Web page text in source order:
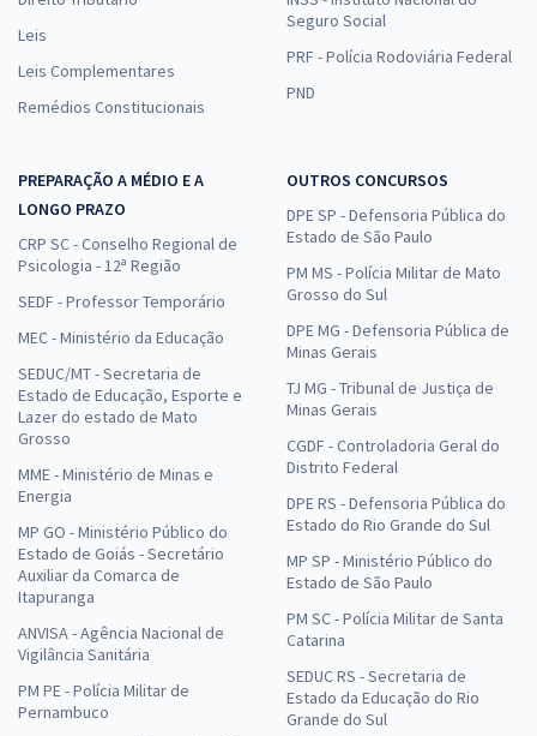
Leis
Leis Complementares
Remédios Constitucionais
Seguro Social
PRF - Polícia Rodoviária Federal
PND
PREPARAÇÃO A MÉDIO E A
LONGO PRAZO
CRP SC - Conselho Regional de
Psicologia - 12ª Região
SEDF - Professor Temporário
MEC - Ministério da Educação
SEDUC/MT - Secretaria de
Estado de Educação, Esporte e
Lazer do estado de Mato
Grosso
MME - Ministério de Minas e
Energia
MP GO - Ministério Público do
Estado de Goiás - Secretário
Auxiliar da Comarca de
Itapuranga
ANVISA - Agência Nacional de
Vigilância Sanitária
PM PE - Polícia Militar de
Pernambuco
OUTROS CONCURSOS
DPE SP - Defensoria Pública do
Estado de São Paulo
PM MS - Polícia Militar de Mato
Grosso do Sul
DPE MG - Defensoria Pública de
Minas Gerais
TJ MG - Tribunal de Justiça de
Minas Gerais
CGDF - Controladoria Geral do
Distrito Federal
DPE RS - Defensoria Pública do
Estado do Rio Grande do Sul
MP SP - Ministério Público do
Estado de São Paulo
PM SC - Polícia Militar de Santa
Catarina
SEDUC RS - Secretaria de
Estado da Educação do Rio
Grande do Sul